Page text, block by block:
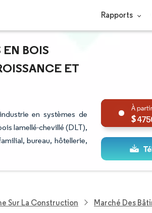
Rapports
BOIS
ET
en systèmes de
lamellé-chevillé (DLT),
bureau, hôtellerie,
Sur La Construction Marché Des